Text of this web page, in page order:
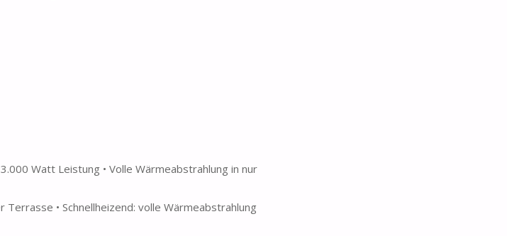
Watt Leistung • Volle Wärmeabstrahlung in nur
• Schnellheizend: volle Wärmeabstrahlung